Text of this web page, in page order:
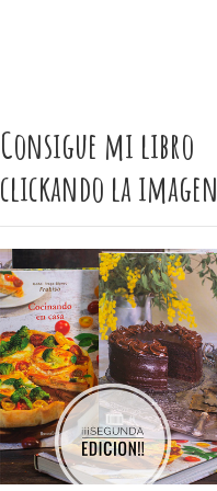
Consigue mi libro
clickando la imagen